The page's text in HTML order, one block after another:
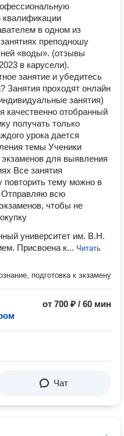
квалификaции
в одном из
преподношу
«воды». (отзывы
в карусели).
занятие и убедитесь
Занятия проходят онлайн
занятия)
качественно отобранный
получать только
урока дается
темы Ученики
для выявления
Все занятия
повторить тему можно в
всю
чтобы не
университет им. В.Н.
Присвоена к... Читать
подготовка к экзамену
от 700 ₽ / 60 мин
Чат